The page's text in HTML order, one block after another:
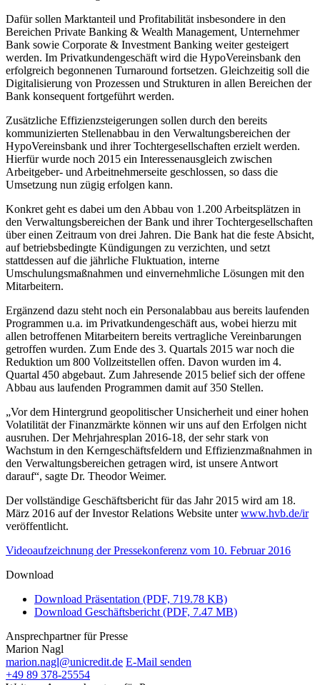
Dafür sollen Marktanteil und Profitabilität insbesondere in den
Bereichen Private Banking & Wealth Management, Unternehmer
Bank sowie Corporate & Investment Banking weiter gesteigert
werden. Im Privatkundengeschäft wird die HypoVereinsbank den
erfolgreich begonnenen Turnaround fortsetzen. Gleichzeitig soll die
Digitalisierung von Prozessen und Strukturen in allen Bereichen der
Bank konsequent fortgeführt werden.
Zusätzliche Effizienzsteigerungen sollen durch den bereits
kommunizierten Stellenabbau in den Verwaltungsbereichen der
HypoVereinsbank und ihrer Tochtergesellschaften erzielt werden.
Hierfür wurde noch 2015 ein Interessenausgleich zwischen
Arbeitgeber- und Arbeitnehmerseite geschlossen, so dass die
Umsetzung nun zügig erfolgen kann.
Konkret geht es dabei um den Abbau von 1.200 Arbeitsplätzen in
den Verwaltungsbereichen der Bank und ihrer Tochtergesellschaften
über einen Zeitraum von drei Jahren. Die Bank hat die feste Absicht,
auf betriebsbedingte Kündigungen zu verzichten, und setzt
stattdessen auf die jährliche Fluktuation, interne
Umschulungsmaßnahmen und einvernehmliche Lösungen mit den
Mitarbeitern.
Ergänzend dazu steht noch ein Personalabbau aus bereits laufenden
Programmen u.a. im Privatkundengeschäft aus, wobei hierzu mit
allen betroffenen Mitarbeitern bereits vertragliche Vereinbarungen
getroffen wurden. Zum Ende des 3. Quartals 2015 war noch die
Reduktion um 800 Vollzeitstellen offen. Davon wurden im 4.
Quartal 450 abgebaut. Zum Jahresende 2015 belief sich der offene
Abbau aus laufenden Programmen damit auf 350 Stellen.
„Vor dem Hintergrund geopolitischer Unsicherheit und einer hohen
Volatilität der Finanzmärkte können wir uns auf den Erfolgen nicht
ausruhen. Der Mehrjahresplan 2016-18, der sehr stark von
Wachstum in den Kerngeschäftsfeldern und Effizienzmaßnahmen in
den Verwaltungsbereichen getragen wird, ist unsere Antwort
darauf“, sagte Dr. Theodor Weimer.
Der vollständige Geschäftsbericht für das Jahr 2015 wird am 18.
März 2016 auf der Investor Relations Website unterwww.hvb.de/ir
veröffentlicht.
Videoaufzeichnung der Pressekonferenz vom 10. Februar 2016
Download
Download Präsentation (PDF, 719.78 KB)
Download Geschäftsbericht (PDF, 7.47 MB)
Ansprechpartner für Presse
Marion Nagl
marion.nagl@unicredit.de E-Mail senden
+49 89 378-25554